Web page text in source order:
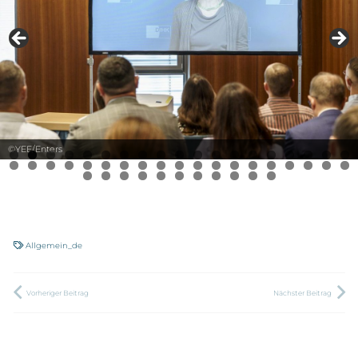
©YEE/Enters
Allgemein_de
Vorheriger Beitrag Nächster Beitrag